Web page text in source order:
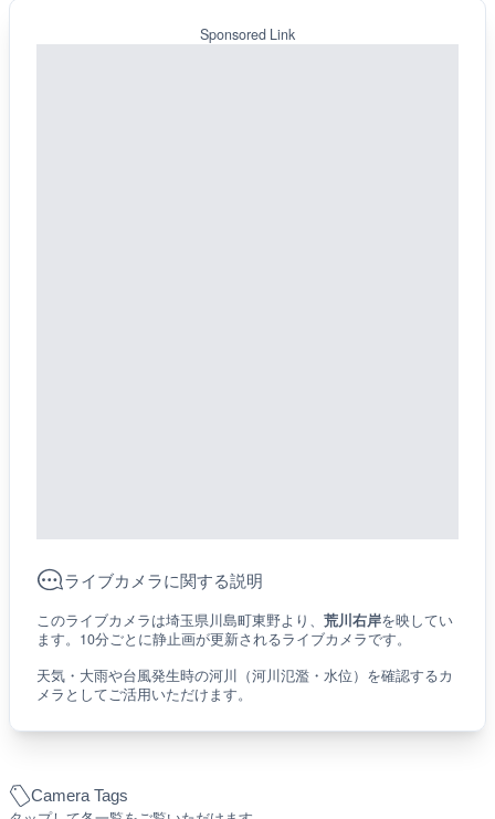
Camera Tags
Sponsored Link
ライブカメラに関する説明
このライブカメラは埼玉県川島町東野より、 荒川右岸を映してい
ます。10分ごとに静止画が更新されるライブカメラです。
天気・大雨や台風発生時の河川（河川氾濫・水位）を確認するカ
メラとしてご活用いただけます。